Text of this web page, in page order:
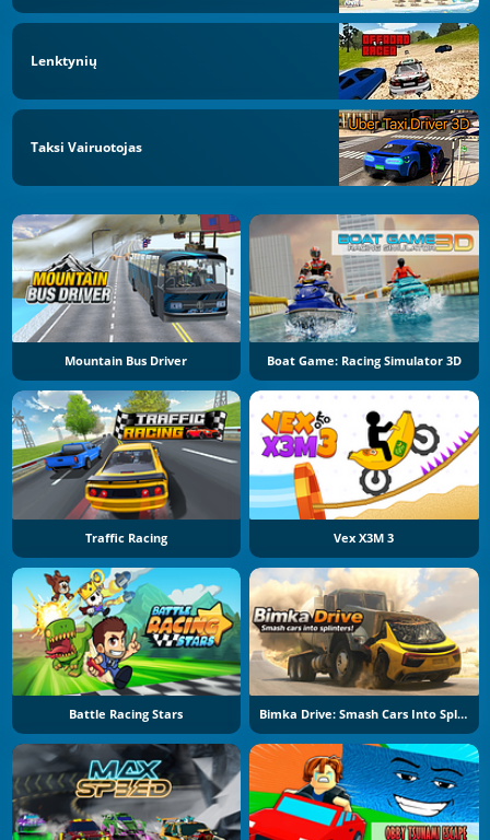
Lenktynių
Taksi Vairuotojas
Mountain Bus Driver Boat Game: Racing Simulator 3D
Traffic Racing Vex X3M 3
Battle Racing Stars Bimka Drive: Smash Cars Into Splinters